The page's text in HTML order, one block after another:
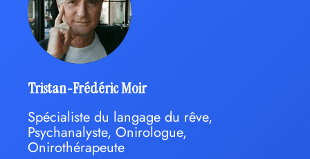
Tristan-Frédéric Moir
Spécialiste du langage du rêve,
Psychanalyste, Onirologue,
Onirothérapeute